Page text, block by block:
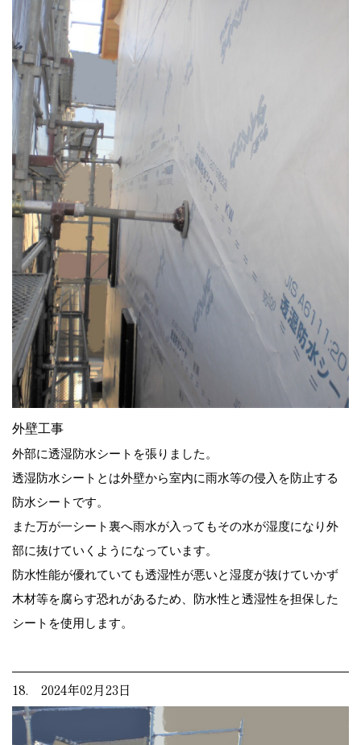
外壁工事
外部に透湿防水シートを張りました。
透湿防水シートとは外壁から室内に雨水等の侵入を防止する
防水シートです。
また万が一シート裏へ雨水が入ってもその水が湿度になり外
部に抜けていくようになっています。
防水性能が優れていても透湿性が悪いと湿度が抜けていかず
木材等を腐らす恐れがあるため、防水性と透湿性を担保した
シートを使用します。
18. 2024年02月23日